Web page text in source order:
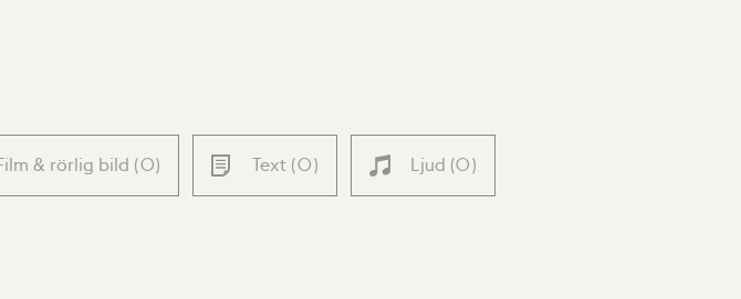
& rörlig bild (0) Text (0) Ljud (0)